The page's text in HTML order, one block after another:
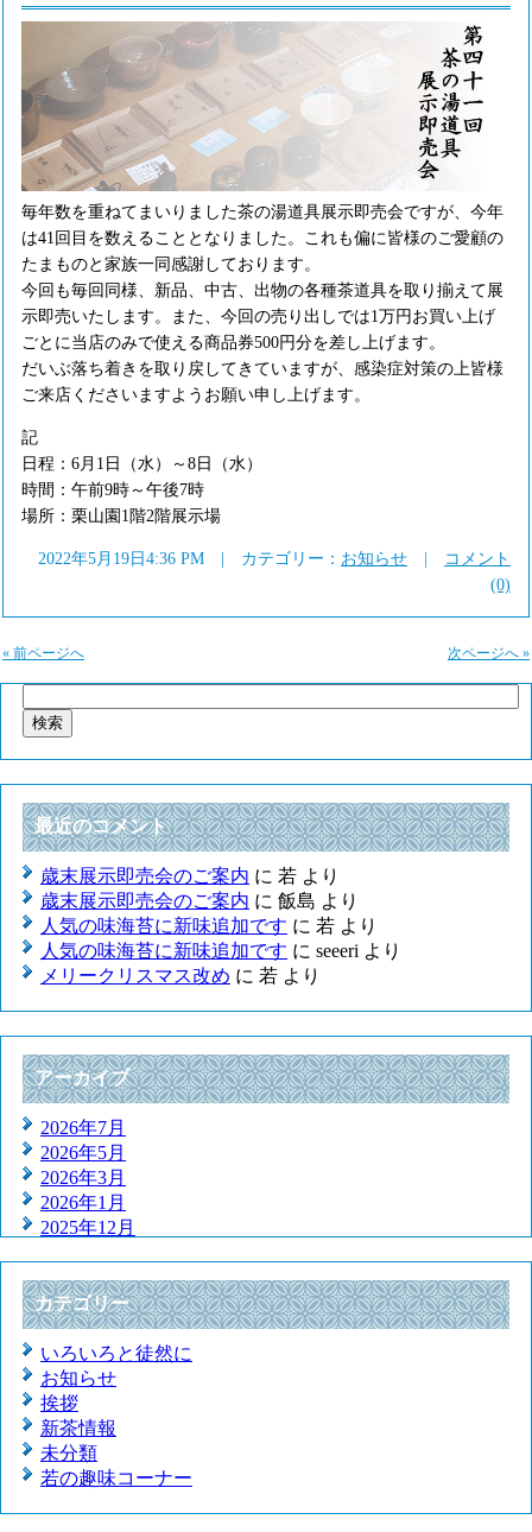
毎年数を重ねてまいりました茶の湯道具展示即売会ですが、今年
は41回目を数えることとなりました。これも偏に皆様のご愛顧の
たまものと家族一同感謝しております。
今回も毎回同様、新品、中古、出物の各種茶道具を取り揃えて展
示即売いたします。また、今回の売り出しでは1万円お買い上げ
ごとに当店のみで使える商品券500円分を差し上げます。
だいぶ落ち着きを取り戻してきていますが、感染症対策の上皆様
ご来店くださいますようお願い申し上げます。
記
日程：6月1日（水）～8日（水）
時間：午前9時～午後7時
場所：栗山園1階2階展示場
2022年5月19日4:36 PM | カテゴリー： お知らせ
コメント
(0)
« 前ページへ 次ページへ »
索:
最近のコメント
歳末展示即売会のご案内 に 若 より
歳末展示即売会のご案内 に 飯島 より
人気の味海苔に新味追加です に 若 より
人気の味海苔に新味追加です に seeeri より
メリークリスマス改め に 若 より
アーカイブ
2026年7月
2026年5月
2026年3月
2026年1月
2025年12月
2025年9月
2025年7月
2025年5月
2025年3月
2025年1月
2024年12月
2024年11月
2024年9月
2024年7月
カテゴリー
いろいろと徒然に
お知らせ
挨拶
新茶情報
未分類
若の趣味コーナー